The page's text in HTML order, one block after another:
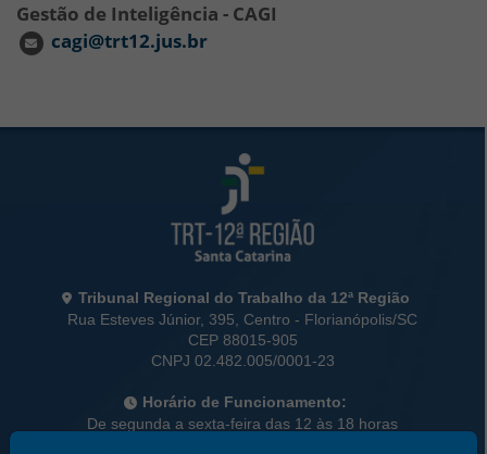
Gestão de Inteligência - CAGI
cagi@trt12.jus.br
Informações de Contato
Tribunal Regional do Trabalho da 12ª Região
Rua Esteves Júnior, 395, Centro - Florianópolis/SC
CEP 88015-905
CNPJ 02.482.005/0001-23
Horário de Funcionamento:
De segunda a sexta-feira das 12 às 18 horas